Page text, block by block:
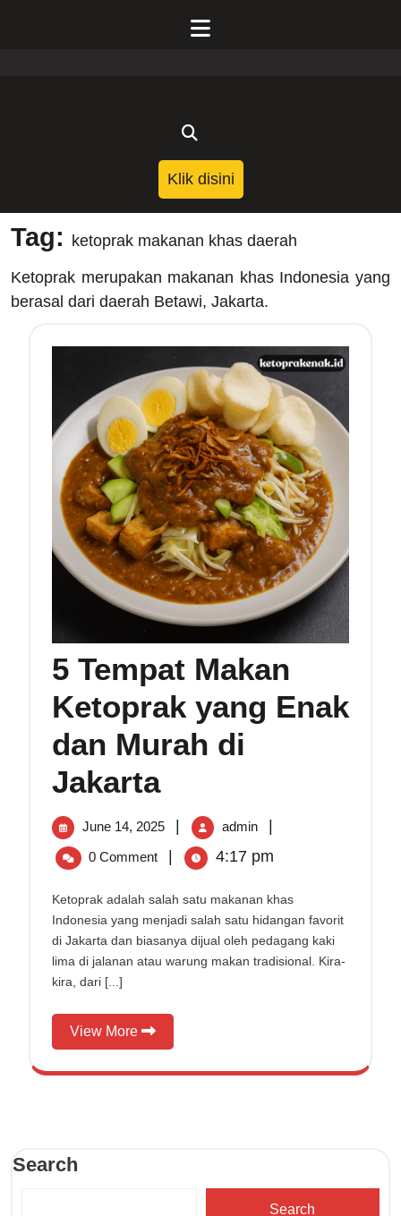
Open
Klik disiniKlik
disini
Tag: ketoprak makanan khas daerah
Ketoprak merupakan makanan khas Indonesia yang
berasal dari daerah Betawi, Jakarta.
5 Tempat Makan
Ketoprak yang Enak
dan Murah di
JakartaTempat
Ketoprak
yang
Enak
Murah
di
Jakarta
June 14, 2025
June
14,
2025
admin
Tempat
Ketoprak
yang
Enak
dan
0 Comment 4:17 pm
Ketoprak adalah salah satu makanan khas
Indonesia yang menjadi salah satu hidangan favorit
di Jakarta dan biasanya dijual oleh pedagang kaki
lima di jalanan atau warung makan tradisional. Kira-
kira, dari [...]
View More
View
Search
Search